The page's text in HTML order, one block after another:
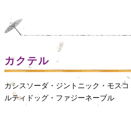
カクテル
カシスソーダ・ジントニック・モス
ルティドッグ・ファジーネーブル